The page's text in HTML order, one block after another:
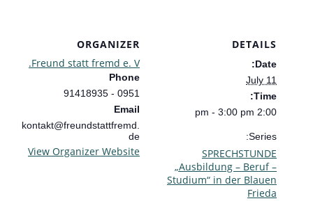
DETAILS
Date:
July 11
Time:
2:00 pm - 3:00 pm
Series:
SPRECHSTUNDE
„Ausbildung – Beruf –
Studium“ in der Blauen
Frieda
ORGANIZER
Freund statt fremd e. V.
Phone
0951 - 91418935
Email
kontakt@freundstattfremd.
de
View Organizer Website